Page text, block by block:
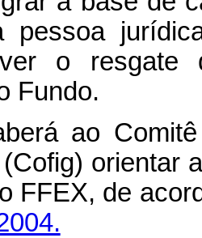
pessoa
o
Fundo.
ao
orientar
FFEX, de